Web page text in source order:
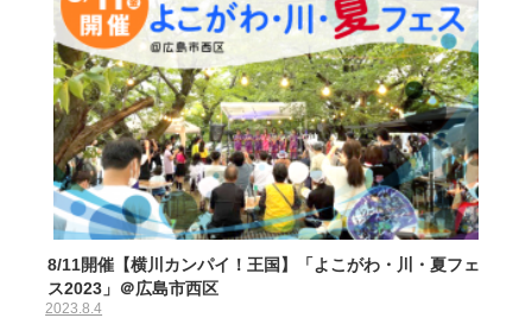
8/11開催【横川カンパイ！王国】「よこがわ・川・夏フェ
ス2023」＠広島市西区
2023.8.4